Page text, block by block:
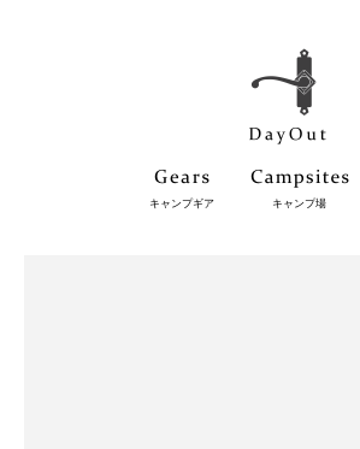
キャンプギア キャンプ場